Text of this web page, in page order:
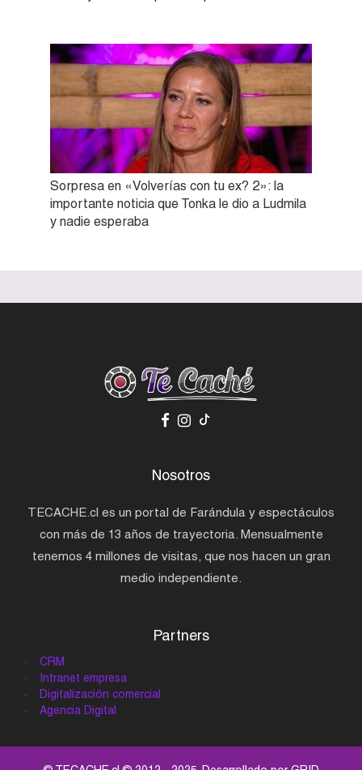
Sorpresa en «Volverías con tu ex? 2»: la
importante noticia que Tonka le dio a Ludmila
y nadie esperaba
Nosotros
TECACHE.cl es un portal de Farándula y espectáculos
con más de 13 años de trayectoria. Mensualmente
tenemos 4 millones de visitas, que nos hacen un gran
medio independiente.
Partners
CRM
Intranet empresa
Digitalización comercial
Agencia Digital